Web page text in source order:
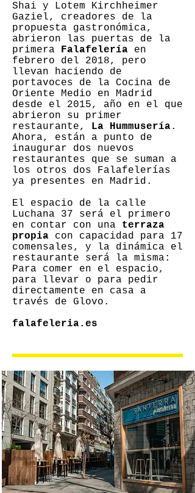
Shai y Lotem Kirchheimer
Gaziel, creadores de la
propuesta gastronómica,
abrieron las puertas de la
primera Falafelería en
febrero del 2018, pero
llevan haciendo de
portavoces de la Cocina de
Oriente Medio en Madrid
desde el 2015, año en el que
abrieron su primer
restaurante, La Hummusería.
Ahora, están a punto de
inaugurar dos nuevos
restaurantes que se suman a
los otros dos Falafelerías
ya presentes en Madrid.
El espacio de la calle
Luchana 37 será el primero
en contar con una terraza
propia con capacidad para 17
comensales, y la dinámica el
restaurante será la misma:
Para comer en el espacio,
para llevar o para pedir
directamente en casa a
través de Glovo.
falafeleria.es